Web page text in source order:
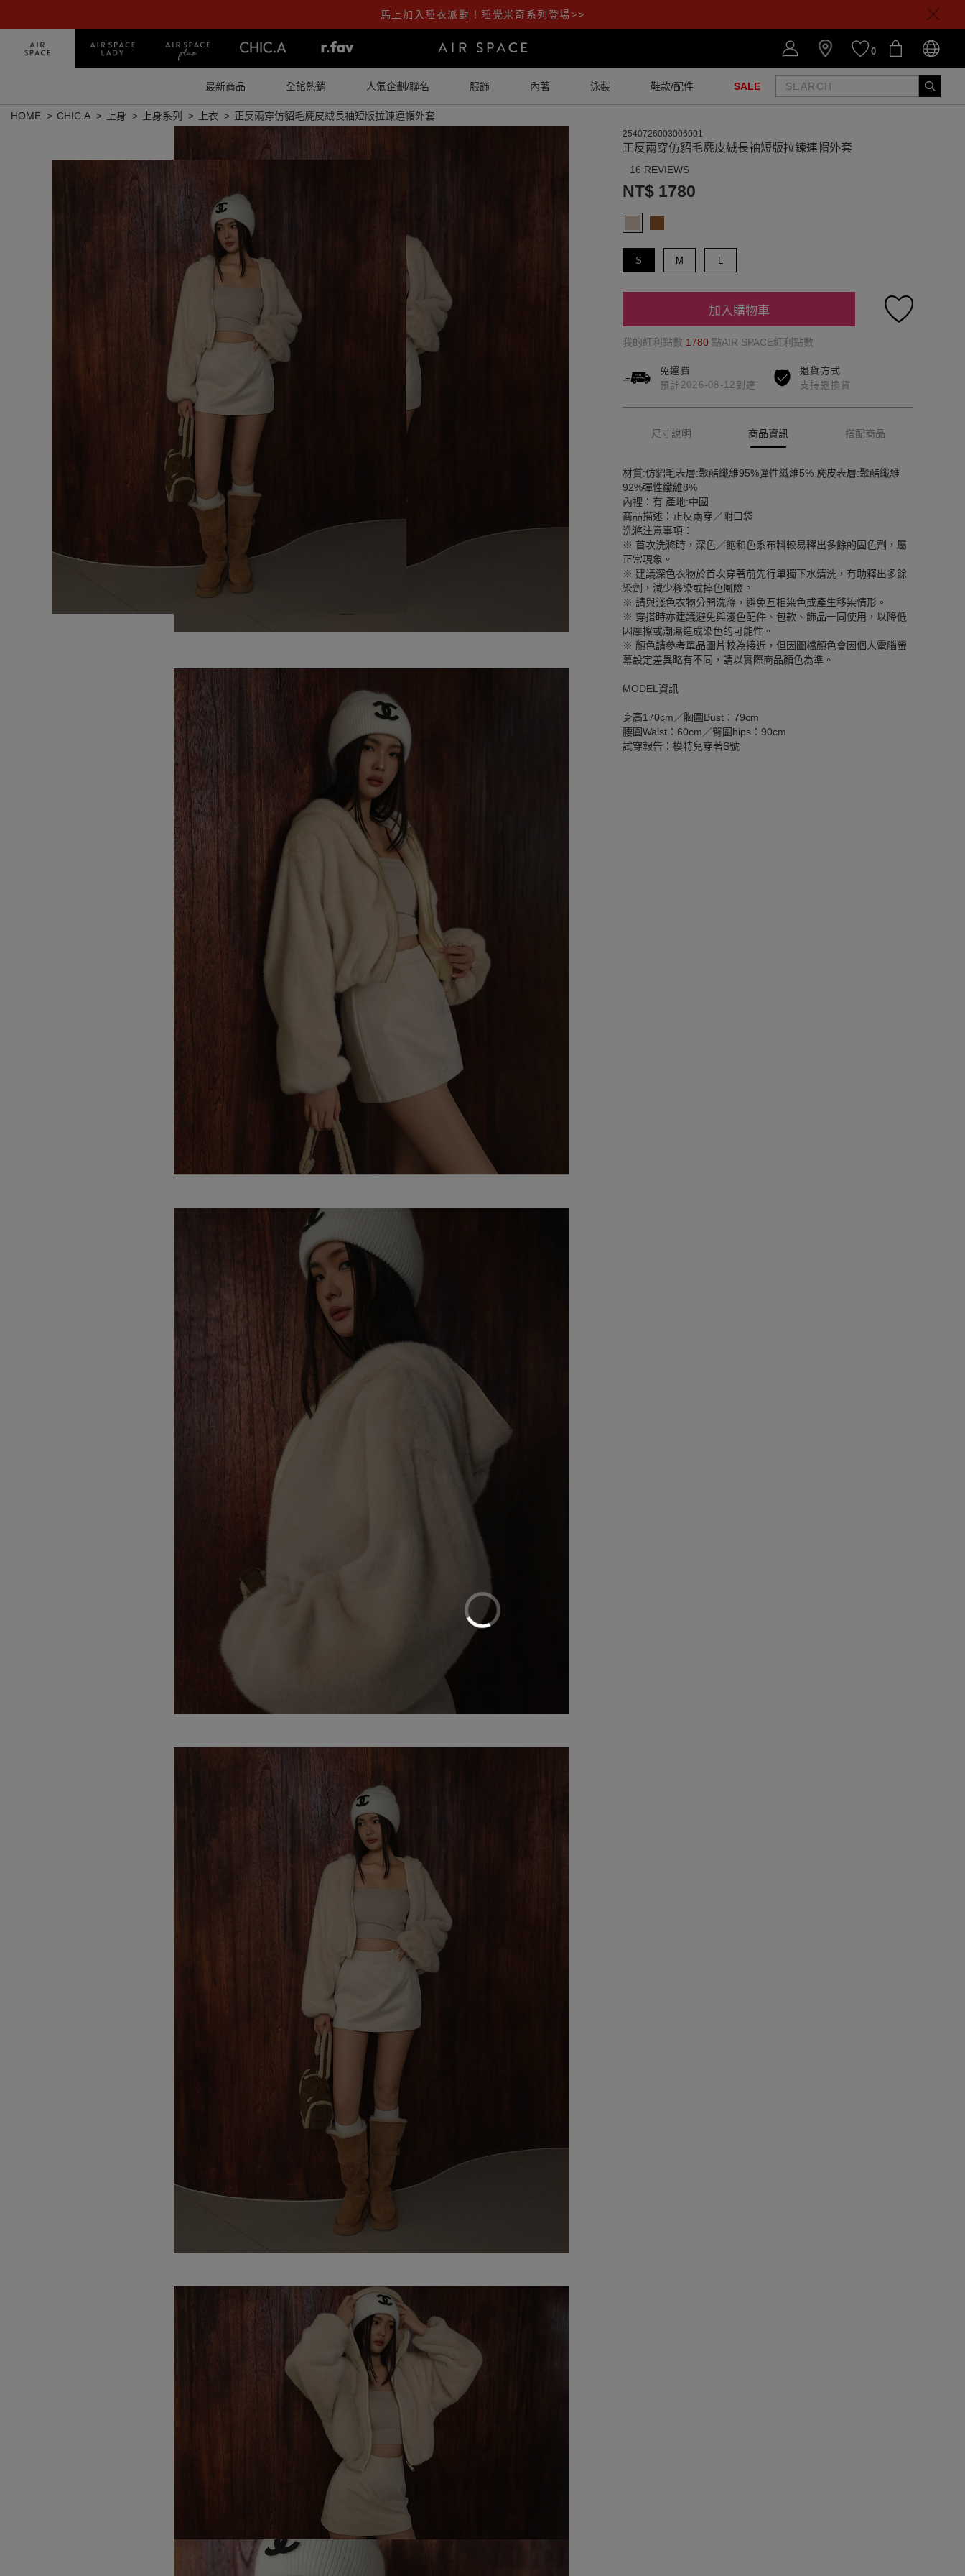
馬上加入睡衣派對！睡覺米奇系列登場>>
0
最新商品 全館熱銷 人氣企劃/聯名 服飾 內著 泳裝 鞋款/配件 SALE
HOME CHIC.A 上身 上身系列 上衣 正反兩穿仿貂毛麂皮絨長袖短版拉鍊連帽外套
2540726003006001
正反兩穿仿貂毛麂皮絨長袖短版拉鍊連帽外套
16 REVIEWS
NT$ 1780
S M L
加入購物車
我的紅利點數 1780 點AIR SPACE紅利點數
免運費
預計2026-08-12到達
退貨方式
支持退換貨
尺寸說明 商品資訊 搭配商品
材質:仿貂毛表層:聚酯纖維95%彈性纖維5% 麂皮表層:聚酯纖維
92%彈性纖維8%
內裡：有 產地:中國
商品描述：正反兩穿／附口袋
洗滌注意事項：
※ 首次洗滌時，深色／飽和色系布料較易釋出多餘的固色劑，屬
正常現象。
※ 建議深色衣物於首次穿著前先行單獨下水清洗，有助釋出多餘
染劑，減少移染或掉色風險。
※ 請與淺色衣物分開洗滌，避免互相染色或產生移染情形。
※ 穿搭時亦建議避免與淺色配件、包款、飾品一同使用，以降低
因摩擦或潮濕造成染色的可能性。
※ 顏色請參考單品圖片較為接近，但因圖檔顏色會因個人電腦螢
幕設定差異略有不同，請以實際商品顏色為準。
MODEL資訊
身高170cm／胸圍Bust：79cm
腰圍Waist：60cm／臀圍hips：90cm
試穿報告：模特兒穿著S號